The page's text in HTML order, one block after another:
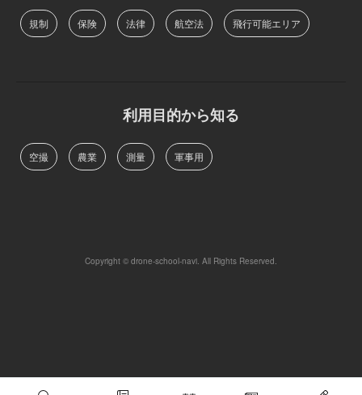
規制 保険 法律 航空法 飛行可能エリア
利用目的から知る
空撮 農業 測量 軍事用
Copyright © drone-school-navi. All Rights Reserved.